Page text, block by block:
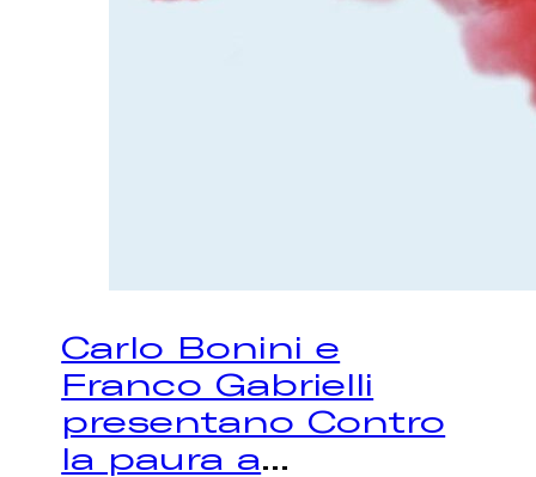
Carlo Bonini e
Franco Gabrielli
presentano Contro
la paura a...